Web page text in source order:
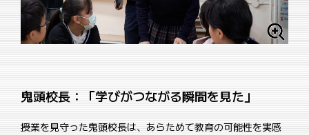
鬼頭校長：「学びがつながる瞬間を見た」
授業を見守った鬼頭校長は、あらためて教育の可能性を実感